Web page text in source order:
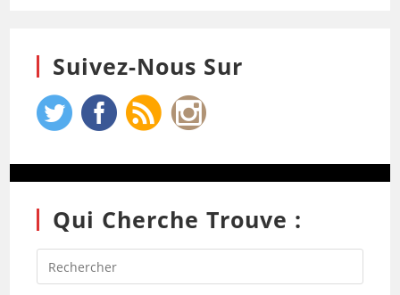
Suivez-Nous Sur
Qui Cherche Trouve :